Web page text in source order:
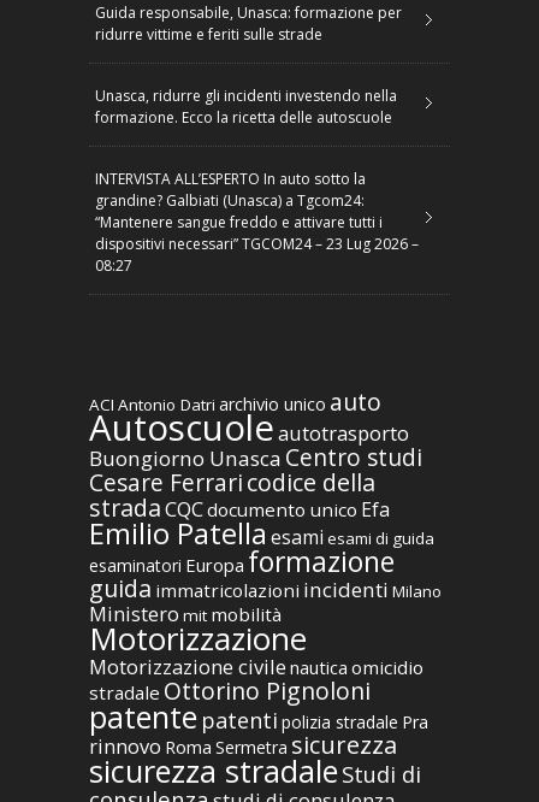
Guida responsabile, Unasca: formazione per
ridurre vittime e feriti sulle strade
Unasca, ridurre gli incidenti investendo nella
formazione. Ecco la ricetta delle autoscuole
INTERVISTA ALL’ESPERTO In auto sotto la
grandine? Galbiati (Unasca) a Tgcom24:
“Mantenere sangue freddo e attivare tutti i
dispositivi necessari” TGCOM24 – 23 Lug 2026 –
08:27
ACI Antonio Datri archivio unico auto
Autoscuoleautotrasporto
Buongiorno Unasca Centro studi
Cesare Ferraricodice della
stradaCQCdocumento unico Efa
Emilio Patella esami esami di guida
esaminatori Europa formazione
guida immatricolazioni incidenti Milano
Ministero mit mobilità
Motorizzazione
Motorizzazione civile nautica omicidio
stradale Ottorino Pignoloni
patente patenti polizia stradale Pra
rinnovo Roma Sermetra sicurezza
sicurezza stradaleStudi di